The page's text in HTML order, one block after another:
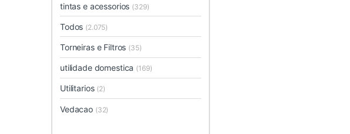
tintas e acessorios (329)
Todos (2.075)
Torneiras e Filtros (35)
utilidade domestica (169)
Utilitarios (2)
Vedacao (32)